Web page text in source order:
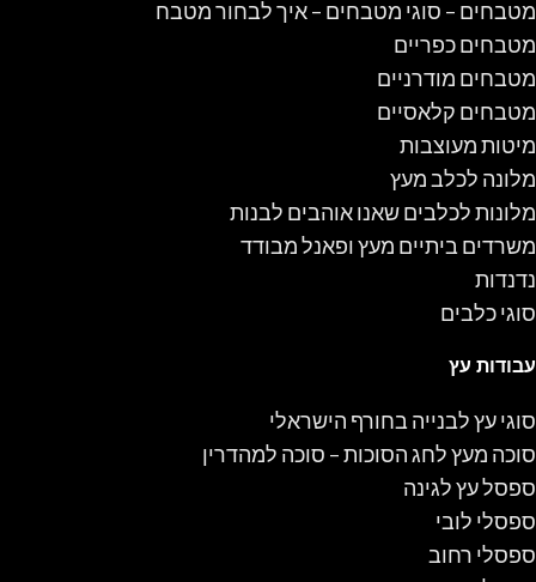
מטבחים – סוגי מטבחים – איך לבחור מטבח
מטבחים כפריים
מטבחים מודרניים
מטבחים קלאסיים
מיטות מעוצבות
מלונה לכלב מעץ
מלונות לכלבים שאנו אוהבים לבנות
משרדים ביתיים מעץ ופאנל מבודד
נדנדות
סוגי כלבים
עבודות עץ
סוגי עץ לבנייה בחורף הישראלי
סוכה מעץ לחג הסוכות – סוכה למהדרין
ספסל עץ לגינה
ספסלי לובי
ספסלי רחוב